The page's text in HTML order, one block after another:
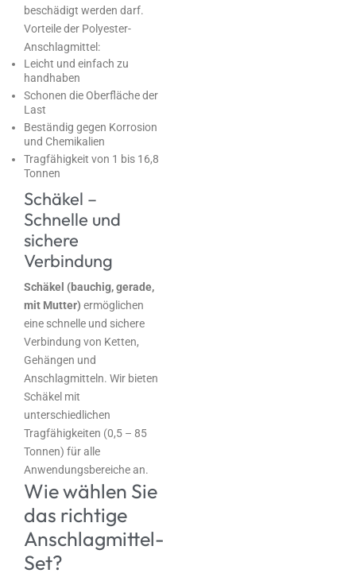
beschädigt werden darf.
Vorteile der Polyester-
Anschlagmittel:
Leicht und einfach zu
handhaben
Schonen die Oberfläche der
Last
Beständig gegen Korrosion
und Chemikalien
Tragfähigkeit von 1 bis 16,8
Tonnen
Schäkel –
Schnelle und
sichere
Verbindung
Schäkel (bauchig, gerade,
mit Mutter) ermöglichen
eine schnelle und sichere
Verbindung von Ketten,
Gehängen und
Anschlagmitteln. Wir bieten
Schäkel mit
unterschiedlichen
Tragfähigkeiten (0,5 – 85
Tonnen) für alle
Anwendungsbereiche an.
Wie wählen Sie
das richtige
Anschlagmittel-
Set?